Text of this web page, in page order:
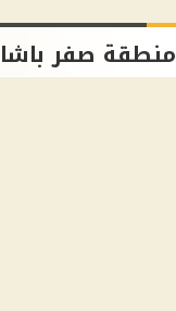
منطقة صفر باشا